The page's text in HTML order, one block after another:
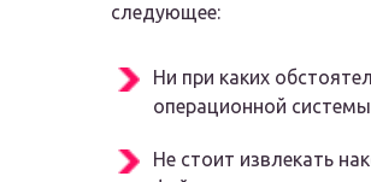
следующее:
Ни при каких
операционной
Не стоит извлекать